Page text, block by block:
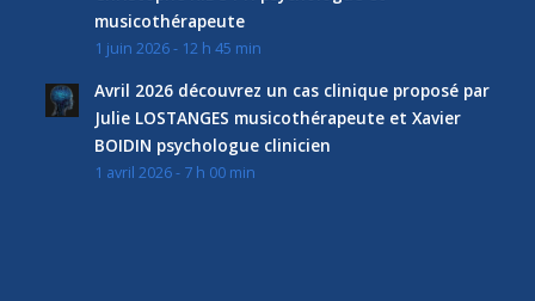
musicothérapeute
1 juin 2026 - 12 h 45 min
Avril 2026 découvrez un cas clinique proposé par
Julie LOSTANGES musicothérapeute et Xavier
BOIDIN psychologue clinicien
1 avril 2026 - 7 h 00 min